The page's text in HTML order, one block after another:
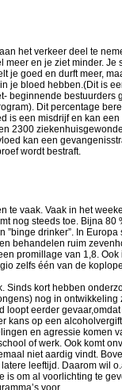
het verkeer deel te
meer en je ziet minder.
je goed en durft meer,
je bloed hebben.(Dit is
beginnende
Dit percentage
is een misdrijf en kan
2300
kan een
wordt bestraft.
te vaak. Vaak in het
nog steeds toe. Bijna
”binge drinker”. In
behandelen ruim
promillage van 1,8.
zelfs één van de
Sinds kort hebben
nog in ontwikkeling
loopt eerder
kans op een
en agressie komen
of werk. Ook komt
niet aardig vindt.
leeftijd. Daarom wil
is om al voorlichting te
voor.